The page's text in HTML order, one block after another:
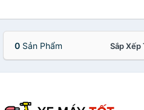
0 Sản Phẩm Sắp Xếp